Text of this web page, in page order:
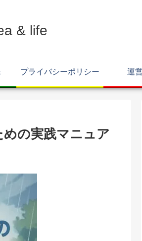
& life
プライバシーポリシー 運
の実践マニュア